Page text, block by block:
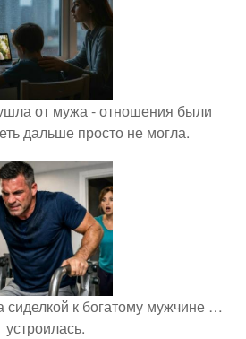
от мужа - отношения были
дальше просто не могла.
к богатому мужчине …
устроилась.